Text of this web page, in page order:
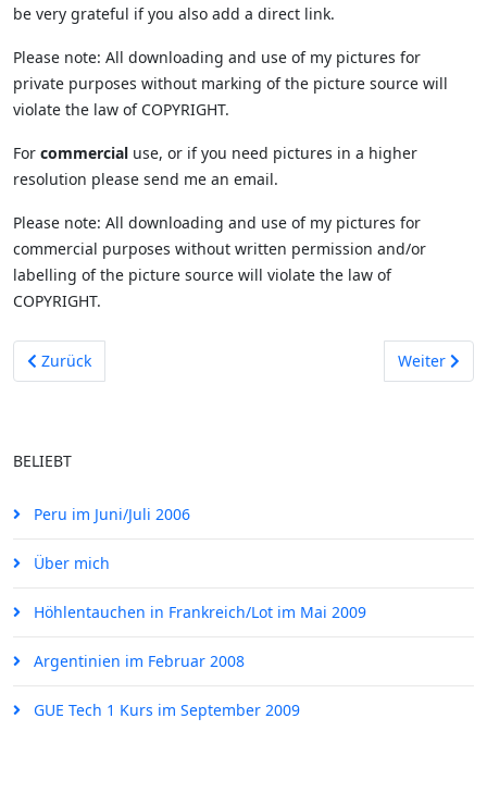
be very grateful if you also add a direct link.
Please note: All downloading and use of my pictures for
private purposes without marking of the picture source will
violate the law of COPYRIGHT.
For commercial use, or if you need pictures in a higher
resolution please send me an email.
Please note: All downloading and use of my pictures for
commercial purposes without written permission and/or
labelling of the picture source will violate the law of
COPYRIGHT.
Vorheriger Beitrag: Veröffentlichungen
Zurück Nächster
Weiter
BELIEBT
Peru im Juni/Juli 2006
Über mich
Höhlentauchen in Frankreich/Lot im Mai 2009
Argentinien im Februar 2008
GUE Tech 1 Kurs im September 2009